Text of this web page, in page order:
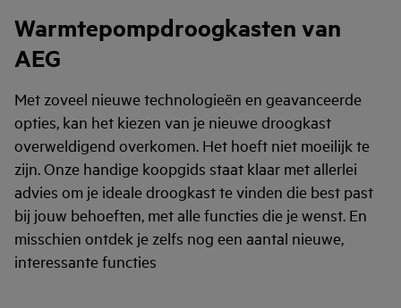
Warmtepompdroogkasten van
AEG
Met zoveel nieuwe technologieën en geavanceerde
opties, kan het kiezen van je nieuwe droogkast
overweldigend overkomen. Het hoeft niet moeilijk te
zijn. Onze handige koopgids staat klaar met allerlei
advies om je ideale droogkast te vinden die best past
bij jouw behoeften, met alle functies die je wenst. En
misschien ontdek je zelfs nog een aantal nieuwe,
interessante functies